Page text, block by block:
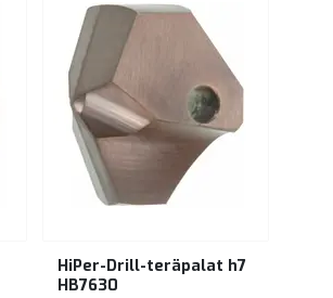
HiPer-Drill-teräpalat h7
HB7630